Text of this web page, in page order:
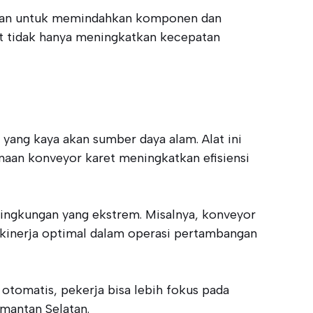
untuk memindahkan komponen dan
hanya meningkatkan kecepatan
kaya akan sumber daya alam. Alat ini
konveyor karet meningkatkan efisiensi
yang ekstrem. Misalnya, konveyor
optimal dalam operasi pertambangan
pekerja bisa lebih fokus pada
Selatan.